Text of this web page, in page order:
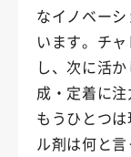
なイノベー
います。チ
し、次に活
成・定着に注
もうひとつ
ル剤は何と